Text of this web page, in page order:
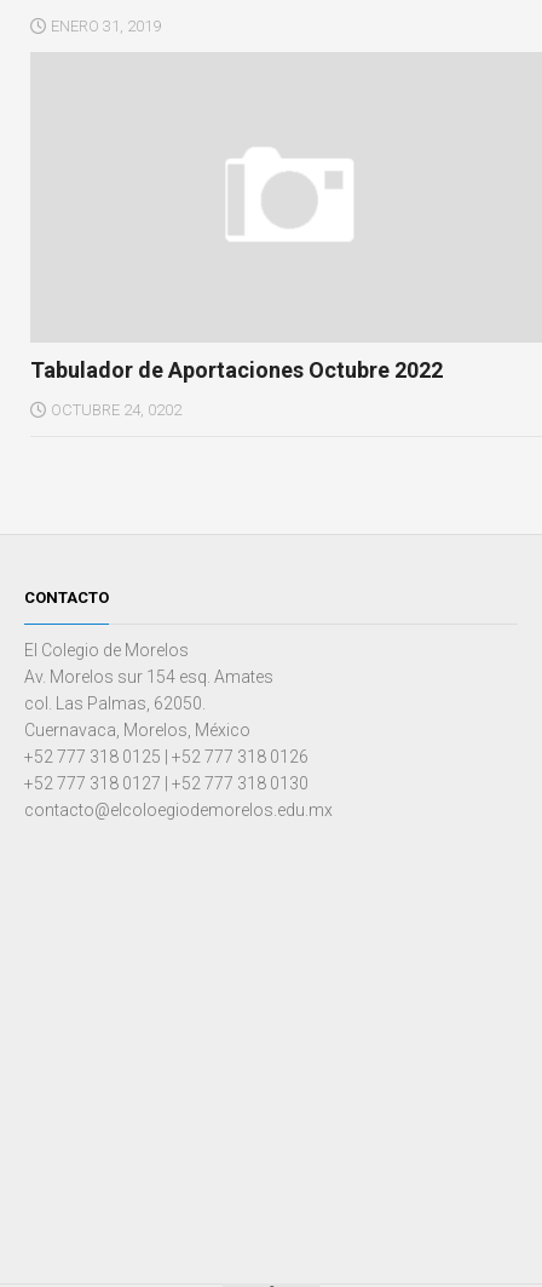
ENERO 31, 2019
Tabulador de Aportaciones Octubre 2022
OCTUBRE 24, 0202
CONTACTO
El Colegio de Morelos
Av. Morelos sur 154 esq. Amates
col. Las Palmas, 62050.
Cuernavaca, Morelos, México
+52 777 318 0125 | +52 777 318 0126
+52 777 318 0127 | +52 777 318 0130
contacto@elcoloegiodemorelos.edu.mx